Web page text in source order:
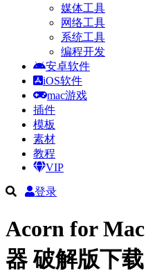
媒体工具
网络工具
系统工具
编程开发
安卓软件
iOS软件
mac游戏
插件
模板
素材
教程
VIP
登录
Acorn for
器 破解版下载